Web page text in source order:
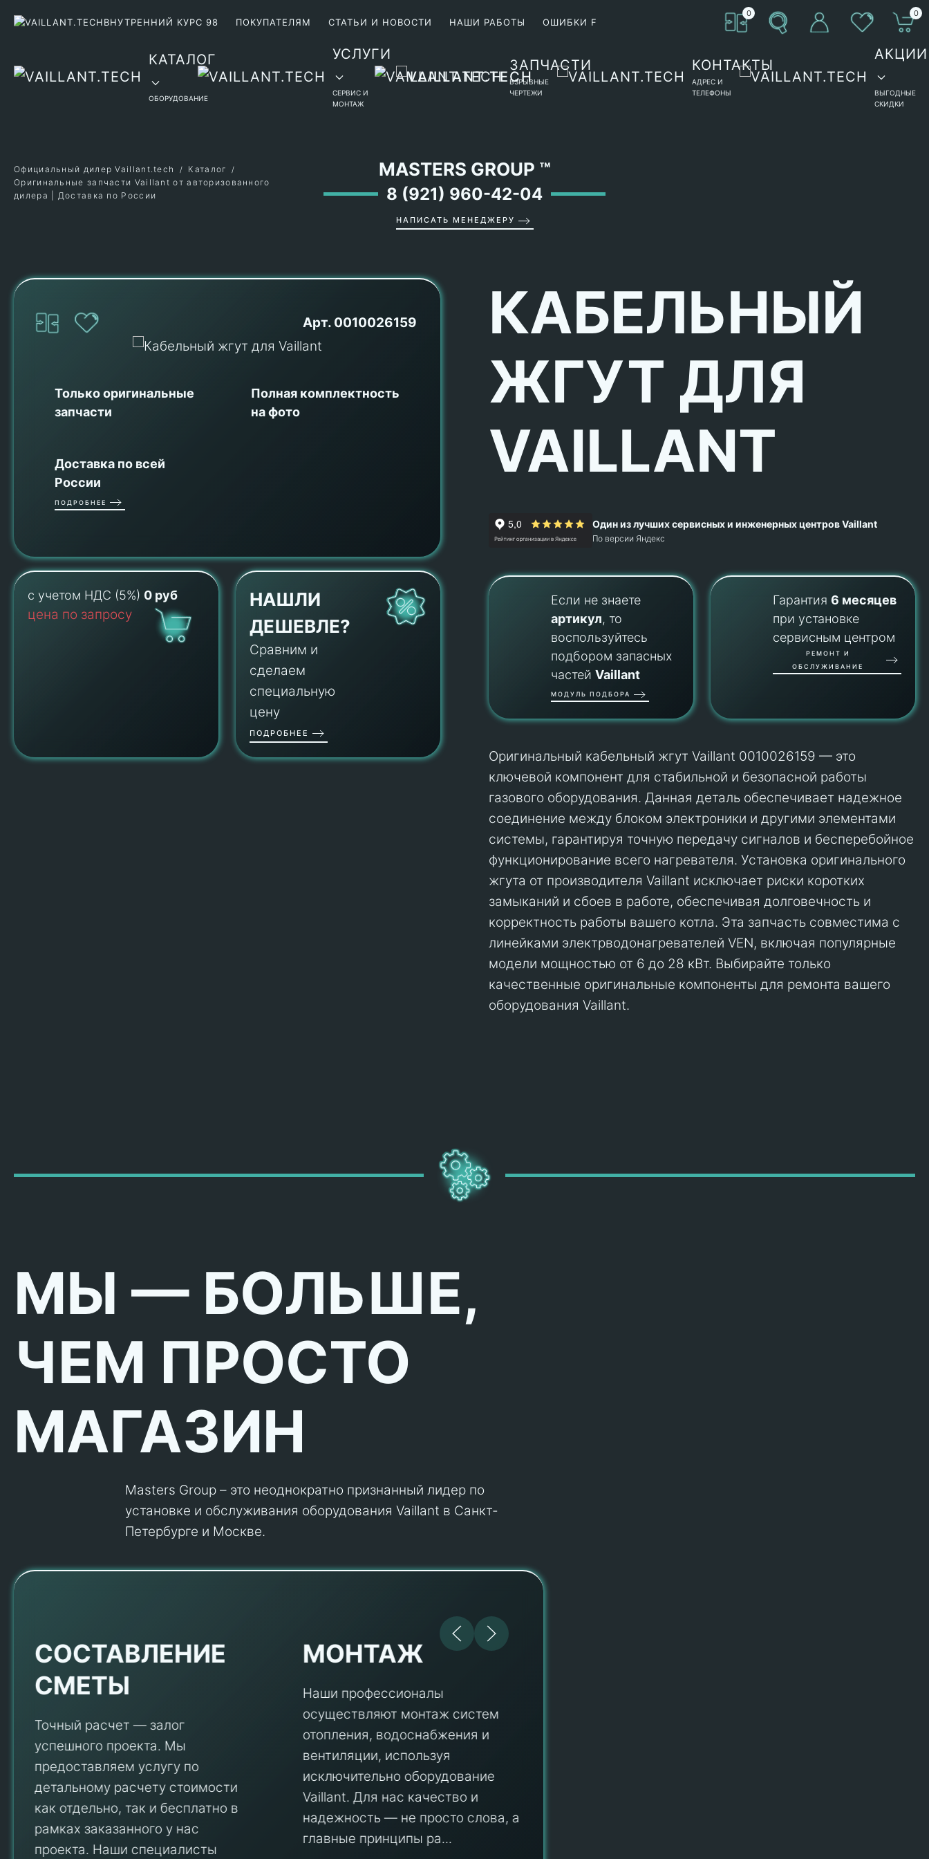
ВНУТРЕННИЙ КУРС 98 ПОКУПАТЕЛЯМ СТАТЬИ И НОВОСТИ НАШИ РАБОТЫ ОШИБКИ F
0 0
КАТАЛОГ
ОБОРУДОВАНИЕ
УСЛУГИ
СЕРВИС И
МОНТАЖ
ЗАПЧАСТИ
ВЗРЫВНЫЕ
ЧЕРТЕЖИ
КОНТАКТЫ
АДРЕС И
ТЕЛЕФОНЫ
АКЦИИ
ВЫГОДНЫЕ
СКИДКИ
MASTERS GROUP ™
8 (921) 960-42-04
НАПИСАТЬ МЕНЕДЖЕРУ
Официальный дилер Vaillant.tech
Каталог
Оригинальные запчасти Vaillant от авторизованного
дилера | Доставка по России
Арт. 0010026159
Только оригинальные
запчасти
Полная комплектность
на фото
Доставка по всей
России
ПОДРОБНЕЕ
с учетом НДС (5%) 0 руб
цена по запросу
НАШЛИ
ДЕШЕВЛЕ?
Сравним и
сделаем
специальную
цену
ПОДРОБНЕЕ
КАБЕЛЬНЫЙ
ЖГУТ ДЛЯ
VAILLANT
Один из лучших сервисных и инженерных центров Vaillant
По версии Яндекс
Если не знаете
артикул, то
воспользуйтесь
подбором запасных
частейVaillant
МОДУЛЬ ПОДБОРА
Гарантия6 месяцев
при установке
сервисным центром
РЕМОНТ И
ОБСЛУЖИВАНИЕ
Оригинальный кабельный жгут Vaillant 0010026159 — это
ключевой компонент для стабильной и безопасной работы
газового оборудования. Данная деталь обеспечивает надежное
соединение между блоком электроники и другими элементами
системы, гарантируя точную передачу сигналов и бесперебойное
функционирование всего нагревателя. Установка оригинального
жгута от производителя Vaillant исключает риски коротких
замыканий и сбоев в работе, обеспечивая долговечность и
корректность работы вашего котла. Эта запчасть совместима с
линейками электрводонагревателей VEN, включая популярные
модели мощностью от 6 до 28 кВт. Выбирайте только
качественные оригинальные компоненты для ремонта вашего
оборудования Vaillant.
МЫ — БОЛЬШЕ,
ЧЕМ ПРОСТО
МАГАЗИН
Masters Group – это неоднократно признанный лидер по
установке и обслуживания оборудования Vaillant в Санкт-
Петербурге и Москве.
СОСТАВЛЕНИЕ
СМЕТЫ
Точный расчет — залог
успешного проекта. Мы
предоставляем услугу по
детальному расчету стоимости
как отдельно, так и бесплатно в
рамках заказанного у нас
проекта. Наши специалисты
МОНТАЖ
Наши профессионалы
осуществляют монтаж систем
отопления, водоснабжения и
вентиляции, используя
исключительно оборудование
Vaillant. Для нас качество и
надежность — не просто слова, а
главные принципы ра...